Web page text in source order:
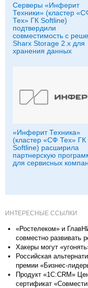
Серверы «Инферит
Техники» (кластер
Тех» ГК Softline)
подтвердили
совместимость с
Sharx Storage 2.x для
хранения данных
«Инферит Техника»
(кластер «СФ Тех» ГК
Softline) расширила
партнерскую
для сервисных
ИНТЕРЕСНЫЕ ССЫЛКИ
«Ростелеком» и
совместно развивать
Хакеры могут
Российская
премии «Бизнес-
Продукт «1С:CRM»
сертификат